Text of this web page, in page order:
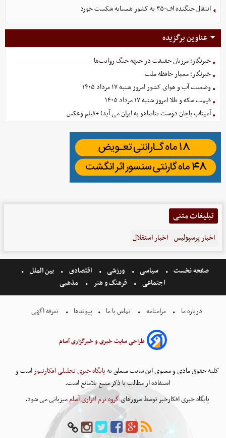
انتقال جنگنده اف-۳۵ به کشور همسایه شکست خورد
عناوین برگزیده
خبرنگار؛ مرزبان حقیقت در جبهه جنگ روایت‌ها
خبرنگار؛ معمار حافظه ملت
وضعیت آب و هوای کشور امروز شنبه ۱۷ مرداد ۱۴۰۵
قیمت سکه و طلا امروز شنبه ۱۷ مرداد ۱۴۰۵
آمیتاب باچان دوست نتانیاهو به ایران می آید! +فیلم وعکس
تبلیغات متنی
اخبار پرسپولیس اخبار استقلال
صفحه نخست سیاسی ورزشی اقتصادی
بین الملل
اجتماعی
فرهنگ و هنر مذهبی
درباره ما مرامنامه تماس با ما پیوندها تعرفه اگهی
طراحی سایت خبری و خبرگزاری آسام
کلیه حقوق مادی و معنوی این سایت متعلق بهپایگاه خبری تحلیلی افکارنیوزاست و
استفاده از مطالب با ذکر منبع بلامانع است.
پایگاه خبری افکارخبر توسط سرورهایگروه نرم افزاری آساممیزبانی می شود.